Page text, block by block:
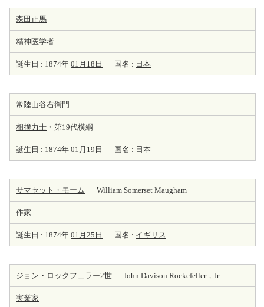
森田正馬
精神医学者
誕生日 : 1874年 01月18日 国名 : 日本
常陸山谷右衛門
相撲力士 ・第19代横綱
誕生日 : 1874年 01月19日 国名 : 日本
サマセット・モーム William Somerset Maugham
作家
誕生日 : 1874年 01月25日 国名 : イギリス
ジョン・ロックフェラー2世 John Davison Rockefeller，Jr.
実業家